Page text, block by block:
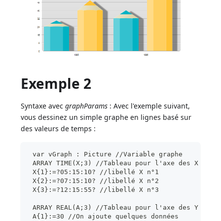
Exemple 2
Syntaxe avecgraphParams : Avec l'exemple suivant,
vous dessinez un simple graphe en lignes basé sur
des valeurs de temps :
var vGraph : Picture //Variable graphe
ARRAY TIME(X;3) //Tableau pour l'axe des X
X{1}:=?05:15:10? //libellé X n°1
X{2}:=?07:15:10? //libellé X n°2
X{3}:=?12:15:55? //libellé X n°3
ARRAY REAL(A;3) //Tableau pour l'axe des Y
A{1}:=30 //On ajoute quelques données